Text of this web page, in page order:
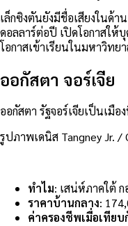
เล็กซิงตันยังมีชื่อเสียงในด้า
ดอลลาร์ต่อปี เปิดโอกาสให้
โอกาสเข้าเรียนในมหาวิทย
ออกัสตา จอร์เจีย
ออกัสตา รัฐจอร์เจียเป็นเมื
รูปภาพเดนิส Tangney Jr. /
ทำไม: เสน่ห์ภาคใต้
ราคาบ้านกลาง:
ค่าครองชีพเมื่อเทียบ